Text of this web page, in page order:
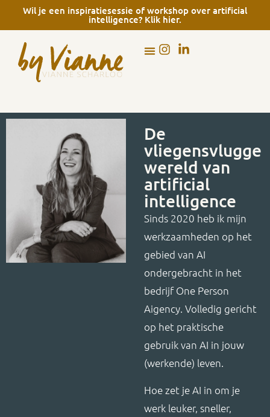
Wil je een inspiratiesessie of workshop over artificial
intelligence? Klik hier.
De
vliegensvlugge
wereld van
artificial
intelligence
Sinds 2020 heb ik mijn
werkzaamheden op het
gebied van AI
ondergebracht in het
bedrijf One Person
Aigency. Volledig gericht
op het praktische
gebruik van AI in jouw
(werkende) leven.
Hoe zet je AI in om je
werk leuker, sneller,